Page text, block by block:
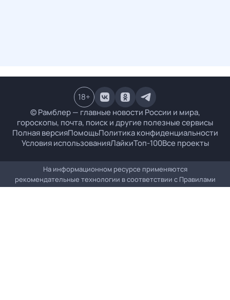
© Рамблер — главные новости России и мира,
гороскопы, почта, поиск и другие полезные сервисы
Полная версияПомощьПолитика конфиденциальности
Условия использованияЛайкиТоп-100Все проекты
18+
На информационном ресурсе применяются
рекомендательные технологии в соответствии с Правилами